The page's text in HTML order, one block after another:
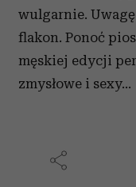
wulgarnie.
flakon. Ponoć
męskiej edycji
zmysłowe i sexy...